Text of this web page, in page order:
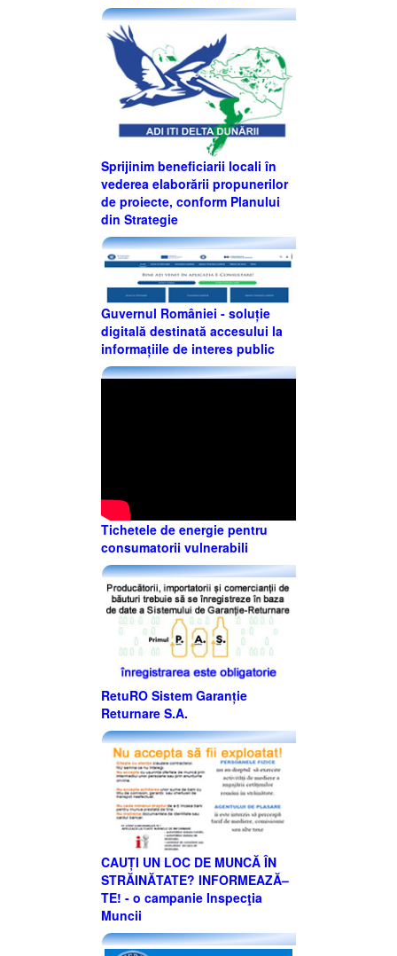
Sprijinim beneficiarii locali în
vederea elaborării propunerilor
de proiecte, conform Planului
din Strategie
Guvernul României - soluție
digitală destinată accesului la
informațiile de interes public
Tichetele de energie pentru
consumatorii vulnerabili
RetuRO Sistem Garanție
Returnare S.A.
CAUȚI UN LOC DE MUNCĂ ÎN
STRĂINĂTATE? INFORMEAZĂ–
TE! - o campanie Inspecţia
Muncii